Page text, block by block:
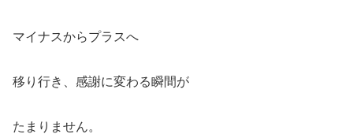
マイナスからプラスへ
移り行き、感謝に変わる瞬間が
たまりません。